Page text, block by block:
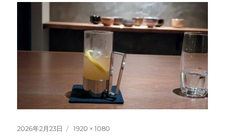
投
2026年2月23日
フ
1920 × 1080